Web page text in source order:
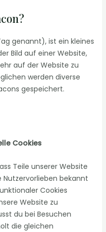
genannt), ist ein kleines
Bild auf einer Website,
auf der Website zu
werden diverse
gespeichert.
Cookies
Teile unserer Website
bekannt
Cookies
Website zu
du bei Besuchen
die gleichen